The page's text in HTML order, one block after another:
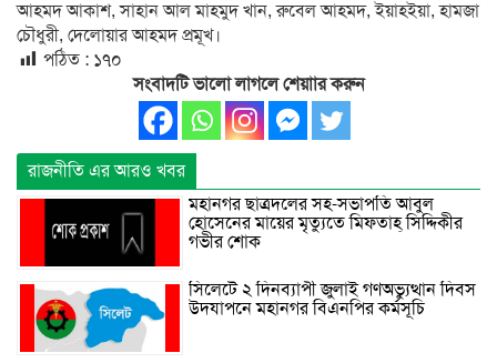
আহমদ আকাশ, সাহান আল মাহমুদ খান, রুবেল আহমদ, ইয়াহইয়া, হামজা
চৌধুরী, দেলোয়ার আহমদ প্রমূখ।
পঠিত : ১৭০
সংবাদটি ভালো লাগলে শেয়াার করুন
রাজনীতি এর আরও খবর
মহানগর ছাত্রদলের সহ-সভাপতি আবুল
হোসেনের মায়ের মৃত্যুতে মিফতাহ্ সিদ্দিকীর
গভীর শোক
সিলেটে ২ দিনব্যাপী জুলাই গণঅভ্যুত্থান দিবস
উদযাপনে মহানগর বিএনপির কর্মসূচি